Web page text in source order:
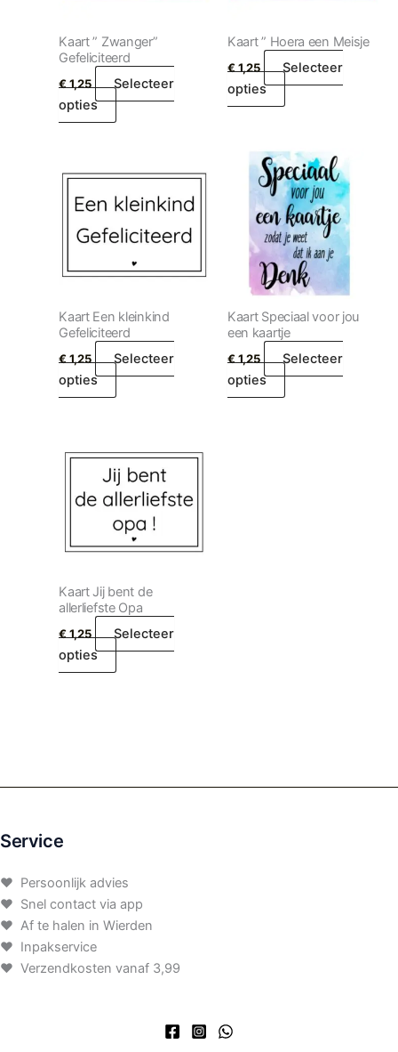
Kaart ” Zwanger”
Gefeliciteerd
€1,25
Selecteer
opties
Kaart ” Hoera een Meisje
€1,25
Selecteer
opties
Kaart Een kleinkind
Gefeliciteerd
€1,25
Selecteer
opties
Kaart Speciaal voor jou
een kaartje
€1,25
Selecteer
opties
Kaart Jij bent de
allerliefste Opa
€1,25
Selecteer
opties
Service
♥ Persoonlijk advies
♥ Snel contact via app
♥ Af te halen in Wierden
♥ Inpakservice
♥ Verzendkosten vanaf 3,99